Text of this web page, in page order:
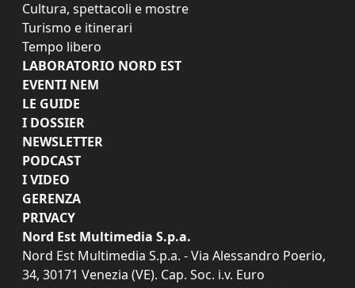
Cultura, spettacoli e mostre
Turismo e itinerari
Tempo libero
LABORATORIO NORD EST
EVENTI NEM
LE GUIDE
I DOSSIER
NEWSLETTER
PODCAST
I VIDEO
GERENZA
PRIVACY
Nord Est Multimedia S.p.a.
Nord Est Multimedia S.p.a. - Via Alessandro Poerio,
34, 30171 Venezia (VE). Cap. Soc. i.v. Euro